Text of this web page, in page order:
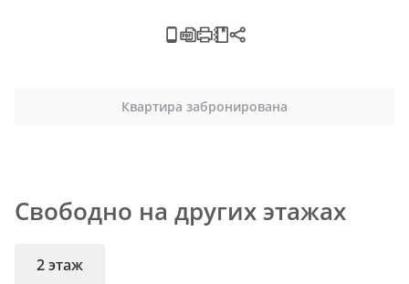
Квартира забронирована
Свободно на других этажах
2 этаж